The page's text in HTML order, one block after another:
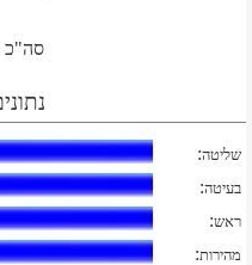
סה"כ
שליטה:
בעיטה:
ראש:
מהירות: